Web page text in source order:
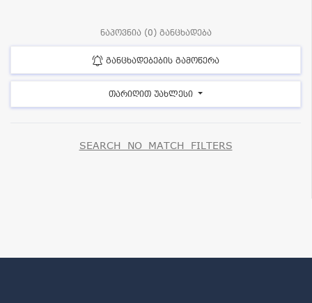
ნაპოვნია (0) განცხადება
განცხადებების გამოწერა
თარიღით უახლესი
SEARCH_NO_MATCH_FILTERS